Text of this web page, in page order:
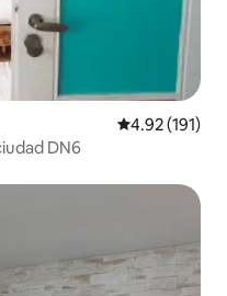
Calificación
4.92 (191)
DN6